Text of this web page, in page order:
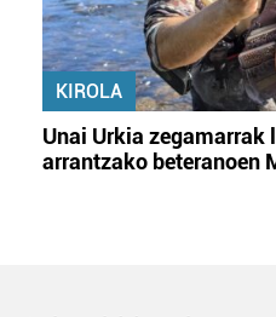
KIROLA
Unai Urkia zegamarrak
arrantzako beteranoen